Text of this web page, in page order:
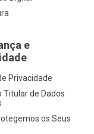
e
Privacidade
Titular de Dados
os Seus